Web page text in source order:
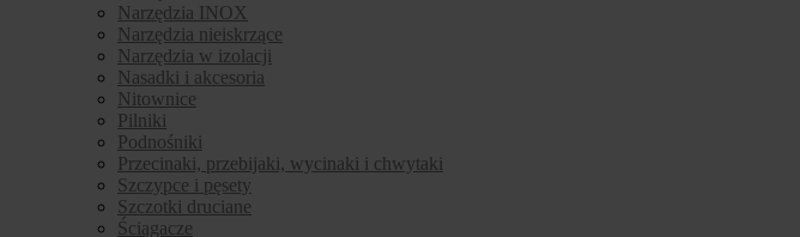
Narzędzia INOX
Narzędzia nieiskrzące
Narzędzia w izolacji
Nasadki i akcesoria
Nitownice
Pilniki
Podnośniki
Przecinaki, przebijaki, wycinaki i chwytaki
Szczypce i pęsety
Szczotki druciane
Ściągacze